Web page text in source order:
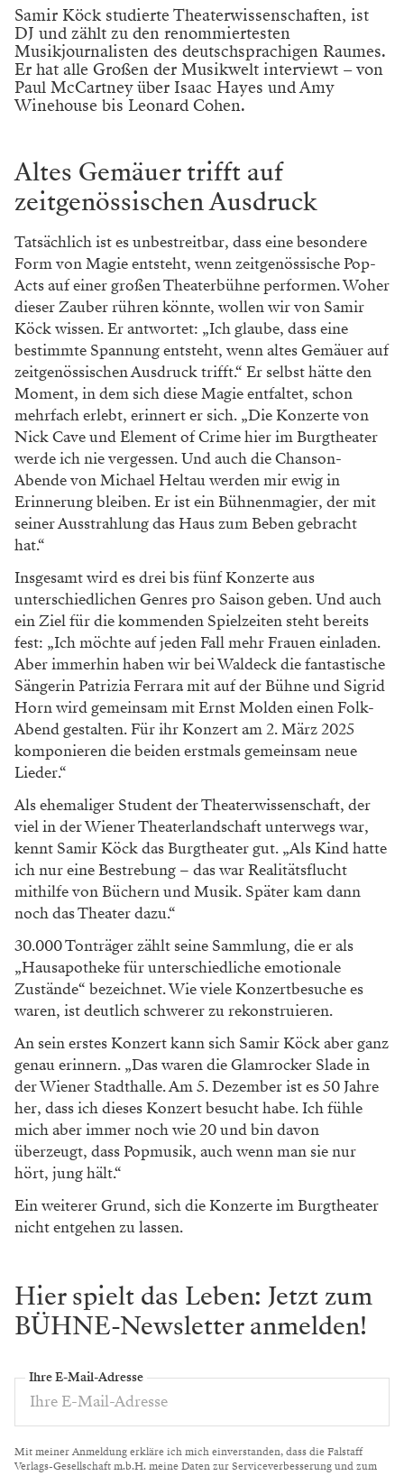
Samir Köck studierte Theaterwissenschaften, ist
DJ und zählt zu den renommiertesten
Musikjournalisten des deutschsprachigen Raumes.
Er hat alle Großen der Musikwelt interviewt – von
Paul McCartney über Isaac Hayes und Amy
Winehouse bis Leonard Cohen.
Altes Gemäuer trifft auf
zeitgenössischen Ausdruck
Tatsächlich ist es unbestreitbar, dass eine besondere
Form von Magie entsteht, wenn zeitgenössische Pop-
Acts auf einer großen Theaterbühne performen. Woher
dieser Zauber rühren könnte, wollen wir von Samir
Köck wissen. Er antwortet: „Ich glaube, dass eine
bestimmte Spannung entsteht, wenn altes Gemäuer auf
zeitgenössischen Ausdruck trifft.“ Er selbst hätte den
Moment, in dem sich diese Magie entfaltet, schon
mehrfach erlebt, erinnert er sich. „Die Konzerte von
Nick Cave und Element of Crime hier im Burgtheater
werde ich nie vergessen. Und auch die Chanson-
Abende von Michael Heltau werden mir ewig in
Erinnerung bleiben. Er ist ein Bühnenmagier, der mit
seiner Ausstrahlung das Haus zum Beben gebracht
hat.“
Insgesamt wird es drei bis fünf Konzerte aus
unterschiedlichen Genres pro Saison geben. Und auch
ein Ziel für die kommenden Spielzeiten steht bereits
fest: „Ich möchte auf jeden Fall mehr Frauen einladen.
Aber immerhin haben wir bei Waldeck die fantastische
Sängerin Patrizia Ferrara mit auf der Bühne und Sigrid
Horn wird gemeinsam mit Ernst Molden einen Folk-
Abend gestalten. Für ihr Konzert am 2. März 2025
komponieren die beiden erstmals gemeinsam neue
Lieder.“
Als ehemaliger Student der Theaterwissenschaft, der
viel in der Wiener Theaterlandschaft unterwegs war,
kennt Samir Köck das Burgtheater gut. „Als Kind hatte
ich nur eine Bestrebung – das war Realitätsflucht
mithilfe von Büchern und Musik. Später kam dann
noch das Theater dazu.“
30.000 Tonträger zählt seine Sammlung, die er als
„Hausapotheke für unterschiedliche emotionale
Zustände“ bezeichnet. Wie viele Konzertbesuche es
waren, ist deutlich schwerer zu rekonstruieren.
An sein erstes Konzert kann sich Samir Köck aber ganz
genau erinnern. „Das waren die Glamrocker Slade in
der Wiener Stadthalle. Am 5. Dezember ist es 50 Jahre
her, dass ich dieses Konzert besucht habe. Ich fühle
mich aber immer noch wie 20 und bin davon
überzeugt, dass Popmusik, auch wenn man sie nur
hört, jung hält.“
Ein weiterer Grund, sich die Konzerte im Burgtheater
nicht entgehen zu lassen.
Hier spielt das Leben: Jetzt zum
BÜHNE-Newsletter anmelden!
Ihre E-Mail-Adresse
Mit meiner Anmeldung erkläre ich mich einverstanden, dass die Falstaff
Verlags-Gesellschaft m.b.H. meine Daten zur Serviceverbesserung und zum